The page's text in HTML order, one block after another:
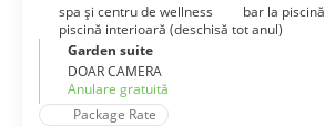
spa și centru de wellness
bar la piscină
piscină interioară (deschisă tot anul)
Garden suite
DOAR CAMERA
Anulare gratuită
Package Rate